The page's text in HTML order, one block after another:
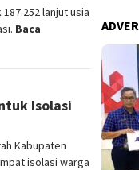
187.252 lanjut usia
Baca
Isolasi
Kabupaten
isolasi warga